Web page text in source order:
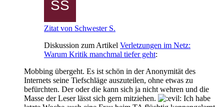
Zitat von Schwester S.
Diskussion zum Artikel Verletzungen im Netz:
Warum Kritik manchmal tiefer geht:
Mobbing übergeht. Es ist schön in der Anonymität des
Internets seine Tiefschläge auszuteilen, ohne etwas zu
befürchten. Der oder die kann sich ja nicht wehren und die
Masse der Leser lässt sich gern mitziehen.
Ich habe